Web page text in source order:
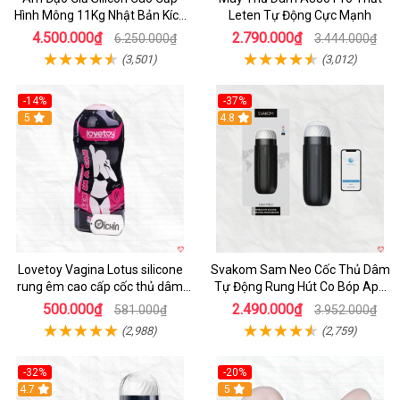
Hình Mông 11Kg Nhật Bản Kích
Thước Như Thật
4.500.000₫ 6.250.000₫
(3,501)
Leten Tự Động Cực Mạnh
2.790.000₫ 3.444.000₫
(3,012)
-14%
Hot
5
Lovetoy Vagina Lotus silicone
rung êm cao cấp cốc thủ dâm
nam
500.000₫ 581.000₫
(2,988)
-37%
4.8
Svakom Sam Neo Cốc Thủ Dâm
Tự Động Rung Hút Co Bóp App
Điều Khiển
2.490.000₫ 3.952.000₫
(2,759)
-32%
Hot
4.7
-20%
Hot
5